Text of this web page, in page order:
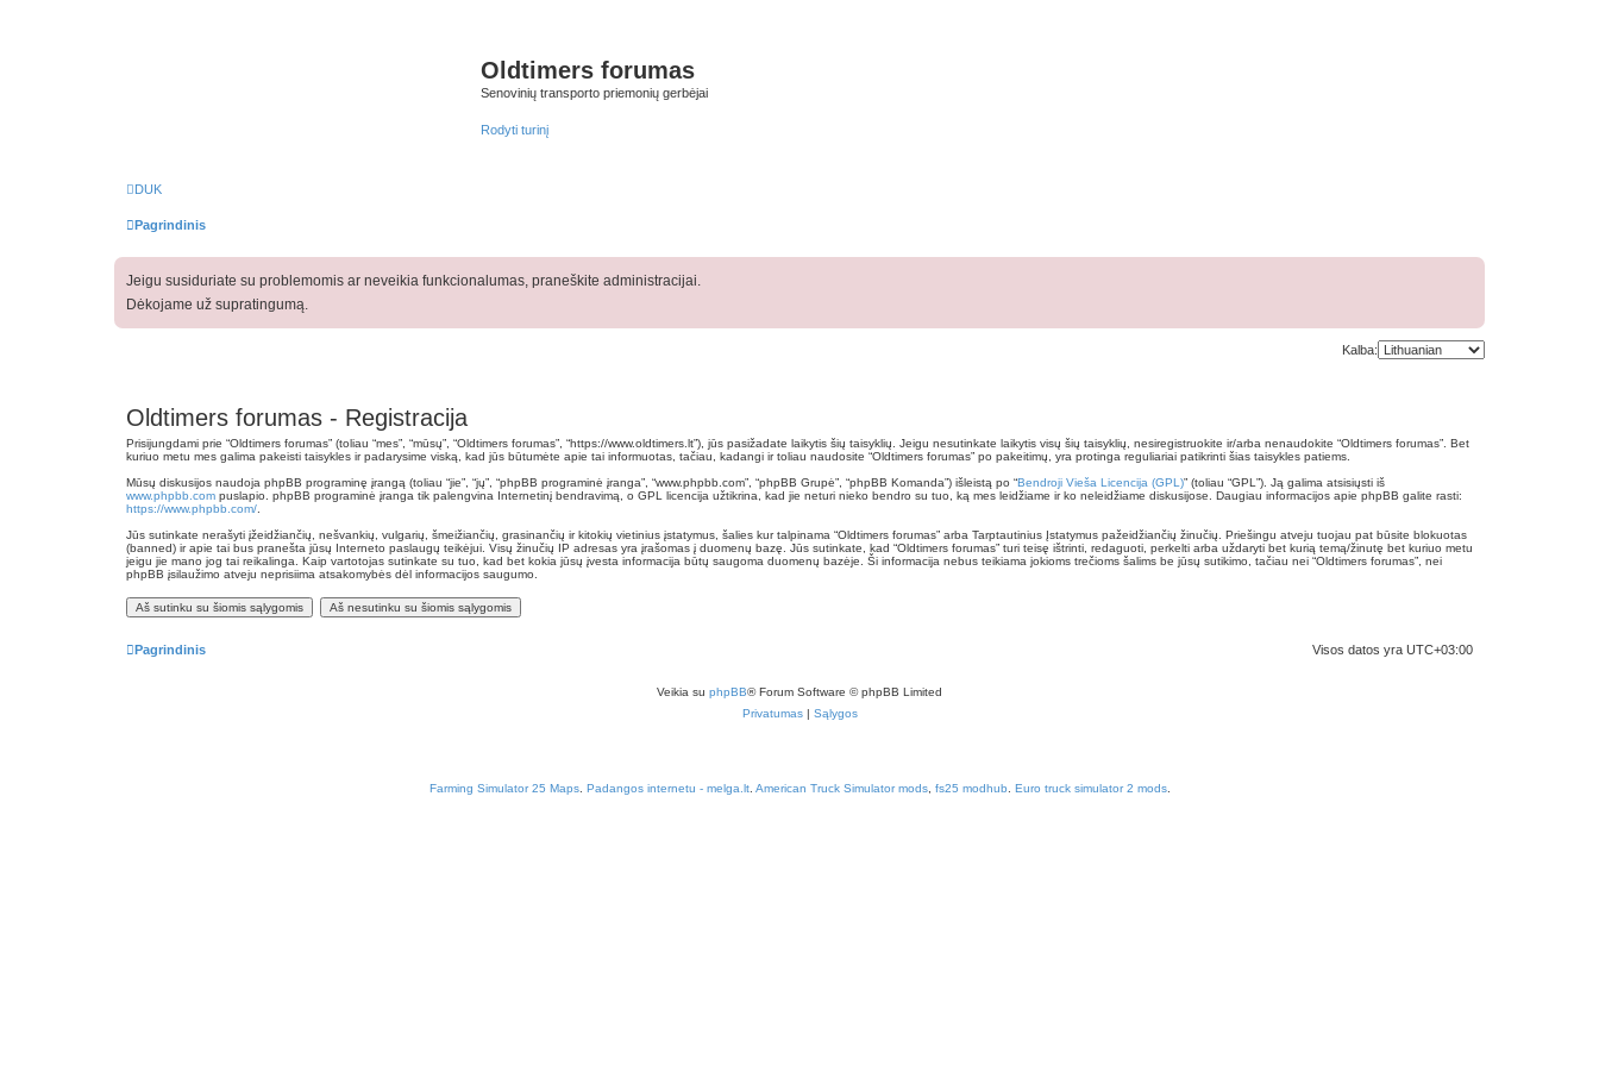
Oldtimers forumas
Senovinių transporto priemonių gerbėjai
Rodyti turinį
DUK
Pagrindinis
Jeigu susiduriate su problemomis ar neveikia funkcionalumas, praneškite administracijai.
Dėkojame už supratingumą.
Kalba:
Oldtimers forumas - Registracija
Prisijungdami prie “Oldtimers forumas” (toliau “mes”, “mūsų”, “Oldtimers forumas”, “https://www.oldtimers.lt”), jūs pasižadate laikytis šių taisyklių. Jeigu nesutinkate laikytis visų šių taisyklių, nesiregistruokite ir/arba nenaudokite “Oldtimers forumas”. Bet
kuriuo metu mes galima pakeisti taisykles ir padarysime viską, kad jūs būtumėte apie tai informuotas, tačiau, kadangi ir toliau naudosite “Oldtimers forumas” po pakeitimų, yra protinga reguliariai patikrinti šias taisykles patiems.
Mūsų diskusijos naudoja phpBB programinę įrangą (toliau “jie”, “jų”, “phpBB programinė įranga”, “www.phpbb.com”, “phpBB Grupė”, “phpBB Komanda”) išleistą po “Bendroji Vieša Licencija (GPL)” (toliau “GPL”). Ją galima atsisiųsti iš
www.phpbb.com puslapio. phpBB programinė įranga tik palengvina Internetinį bendravimą, o GPL licencija užtikrina, kad jie neturi nieko bendro su tuo, ką mes leidžiame ir ko neleidžiame diskusijose. Daugiau informacijos apie phpBB galite rasti:
https://www.phpbb.com/
Jūs sutinkate nerašyti įžeidžiančių, nešvankių, vulgarių, šmeižiančių, grasinančių ir kitokių vietinius įstatymus, šalies kur talpinama “Oldtimers forumas” arba Tarptautinius Įstatymus pažeidžiančių žinučių. Priešingu atveju tuojau pat būsite blokuotas
(banned) ir apie tai bus pranešta jūsų Interneto paslaugų teikėjui. Visų žinučių IP adresas yra įrašomas į duomenų bazę. Jūs sutinkate, kad “Oldtimers forumas” turi teisę ištrinti, redaguoti, perkelti arba uždaryti bet kurią temą/žinutę bet kuriuo metu
jeigu jie mano jog tai reikalinga. Kaip vartotojas sutinkate su tuo, kad bet kokia jūsų įvesta informacija būtų saugoma duomenų bazėje. Ši informacija nebus teikiama jokioms trečioms šalims be jūsų sutikimo, tačiau nei “Oldtimers forumas”, nei
phpBB įsilaužimo atveju neprisiima atsakomybės dėl informacijos saugumo.
Pagrindinis Visos datos yra UTC+03:00
Veikia su phpBB® Forum Software © phpBB Limited
Privatumas | Sąlygos
Farming Simulator 25 Maps. Padangos internetu - melga.lt. American Truck Simulator mods, fs25 modhub Euro truck simulator 2 mods.